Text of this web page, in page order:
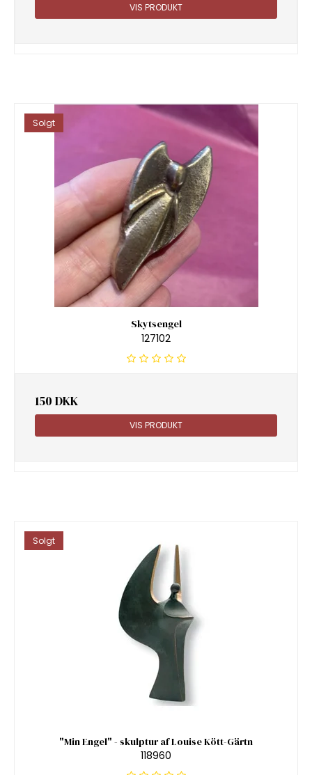
VIS PRODUKT
Solgt
Skytsengel
127102
150 DKK
VIS PRODUKT
Solgt
"Min Engel" - skulptur af Louise Kött-Gärtn
118960